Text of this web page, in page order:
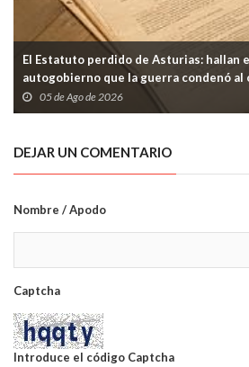
El Estatuto perdido de Asturias: hallan
autogobierno que la guerra condenó al
05 de Ago de 2026
DEJAR UN COMENTARIO
Nombre / Apodo
Captcha
Introduce el código Captcha